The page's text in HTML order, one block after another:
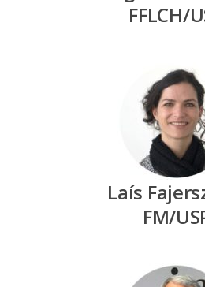
FFLCH/
Laís
FM/